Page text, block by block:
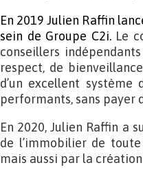
En 2019 Julien Raffin
sein de Groupe C2i.Le
conseillers
respect, de
d’un excellent
performants, sans payer
En 2020, Julien Raffin a
de l’immobilier de
mais aussi par la création